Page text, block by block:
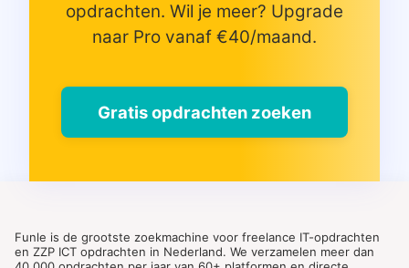
opdrachten. Wil je meer? Upgrade
naar Pro vanaf €40/maand.
Gratis opdrachten zoeken
Funle is de grootste zoekmachine voor freelance IT-opdrachten
en ZZP ICT opdrachten in Nederland. We verzamelen meer dan